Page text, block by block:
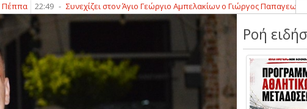
22:49 - Συνεχίζει στον Άγιο Γεώργιο Αμπελακίων ο Γιώργος Παπαγεωργόπουλος
Ροή